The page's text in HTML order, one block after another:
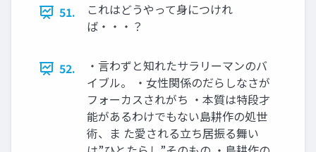
51.
これはどうやって身につけれ
ば・・・？
52.
・言わずと知れたサラリーマンのバ
イブル。 ・女性関係のだらしなさが
フォーカスされがち ・本質は特段才
能があるわけでもない島耕作の処世
術、ま た愛される立ち居振る舞い